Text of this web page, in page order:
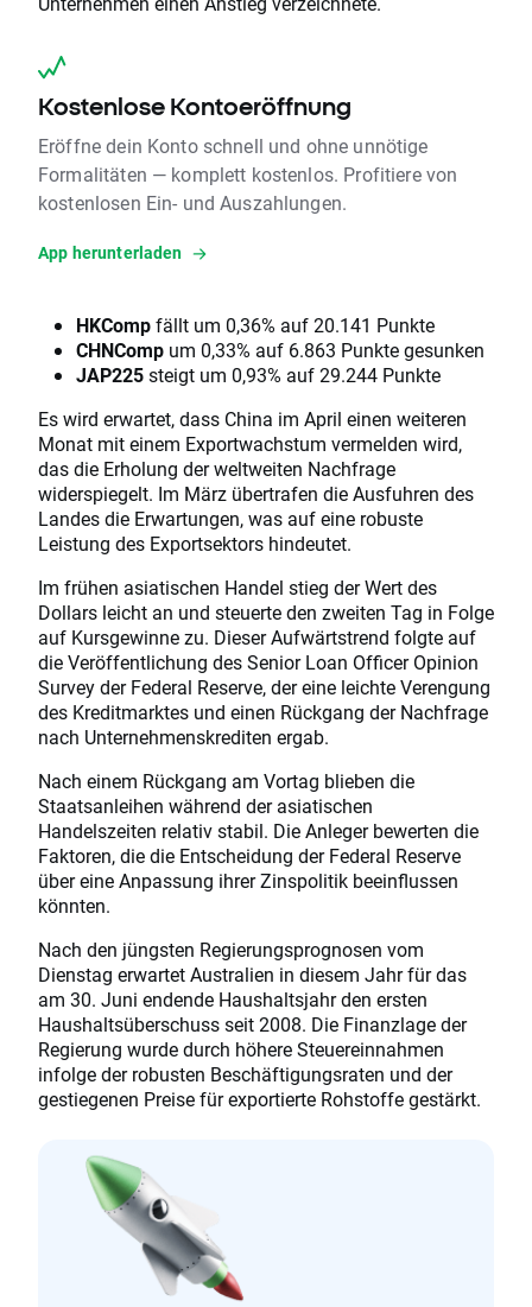
Kostenlose Kontoeröffnung
Eröffne dein Konto schnell und ohne unnötige
Formalitäten — komplett kostenlos. Profitiere von
kostenlosen Ein- und Auszahlungen.
App herunterladen
HKCompfällt um 0,36% auf 20.141 Punkte
CHNComp um 0,33% auf 6.863 Punkte gesunken
JAP225steigt um 0,93% auf 29.244 Punkte
Es wird erwartet, dass China im April einen weiteren
Monat mit einem Exportwachstum vermelden wird,
das die Erholung der weltweiten Nachfrage
widerspiegelt. Im März übertrafen die Ausfuhren des
Landes die Erwartungen, was auf eine robuste
Leistung des Exportsektors hindeutet.
Im frühen asiatischen Handel stieg der Wert des
Dollars leicht an und steuerte den zweiten Tag in Folge
auf Kursgewinne zu. Dieser Aufwärtstrend folgte auf
die Veröffentlichung des Senior Loan Officer Opinion
Survey der Federal Reserve, der eine leichte Verengung
des Kreditmarktes und einen Rückgang der Nachfrage
nach Unternehmenskrediten ergab.
Nach einem Rückgang am Vortag blieben die
Staatsanleihen während der asiatischen
Handelszeiten relativ stabil. Die Anleger bewerten die
Faktoren, die die Entscheidung der Federal Reserve
über eine Anpassung ihrer Zinspolitik beeinflussen
könnten.
Nach den jüngsten Regierungsprognosen vom
Dienstag erwartet Australien in diesem Jahr für das
am 30. Juni endende Haushaltsjahr den ersten
Haushaltsüberschuss seit 2008. Die Finanzlage der
Regierung wurde durch höhere Steuereinnahmen
infolge der robusten Beschäftigungsraten und der
gestiegenen Preise für exportierte Rohstoffe gestärkt.